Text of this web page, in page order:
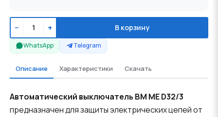
− + В корзину
WhatsApp Telegram
Описание Характеристики Скачать
Автоматический выключатель BM ME D32/3
предназначен для защиты электрических цепей от